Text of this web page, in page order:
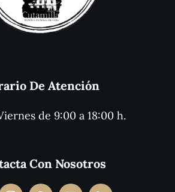
De Atención
de 9:00 a 18:00 h.
Con Nosotros